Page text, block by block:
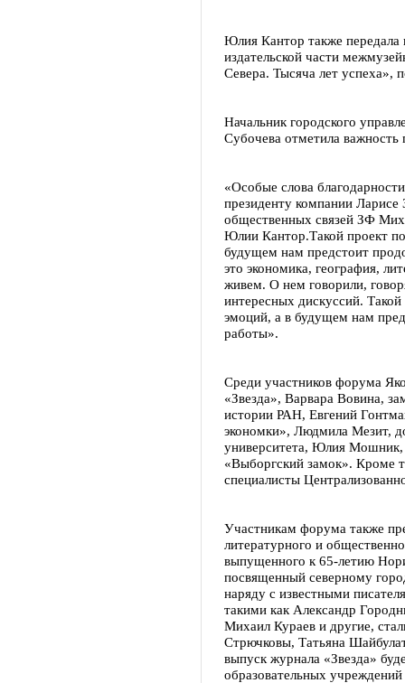
Юлия Кантор также передала
издательской части
Севера. Тысяча лет
Начальник городского
Субочева отметила важность
«Особые слова
президенту компании Ларисе
общественных связей ЗФ
Юлии Кантор.Такой проект
будущем нам предстоит
это экономика, география,
живем. О нем говорили,
интересных дискуссий.
эмоций, а в будущем нам
работы».
Среди участников форума
«Звезда», Варвара Вовина,
истории РАН, Евгений
экономки», Людмила Мезит,
университета, Юлия Мошник,
«Выборгский замок». Кроме
специалисты
Участникам форума также
литературного и
выпущенного к 65-летию
посвященный северному
наряду с известными
такими как Александр
Михаил Кураев и другие,
Стрючковы, Татьяна
выпуск журнала «Звезда»
образовательных